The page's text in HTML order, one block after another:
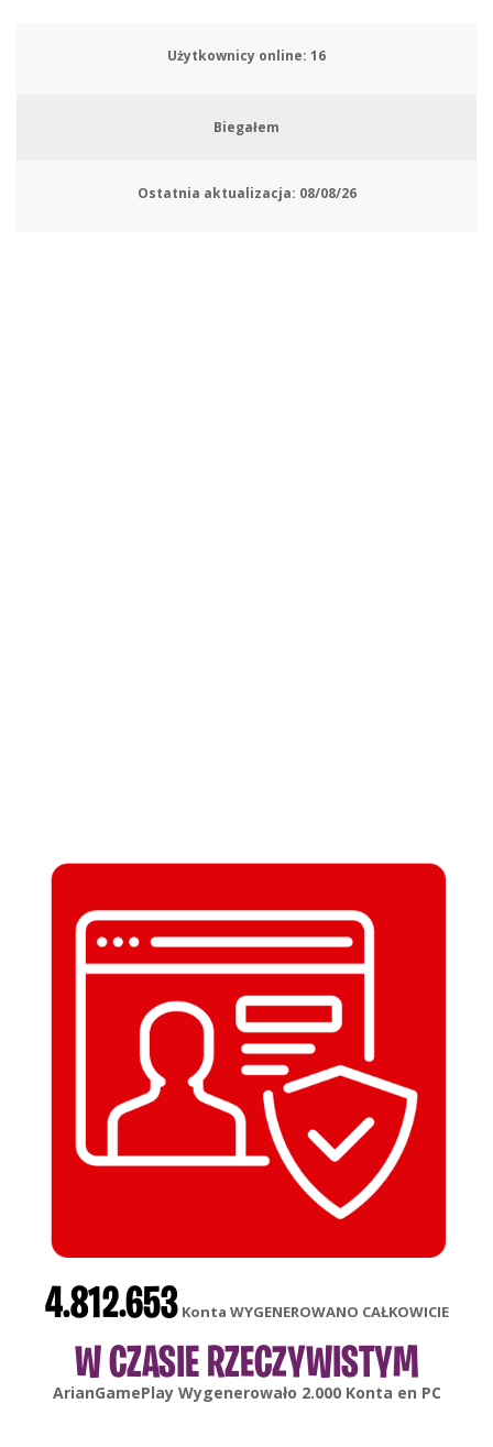
Użytkownicy online: 19
Biegałem
Ostatnia aktualizacja: 08/08/26
4.812.653 Konta WYGENEROWANO CAŁKOWICIE
W CZASIE RZECZYWISTYM
gonsabellaWygenerowało6.000Konta enAndroid